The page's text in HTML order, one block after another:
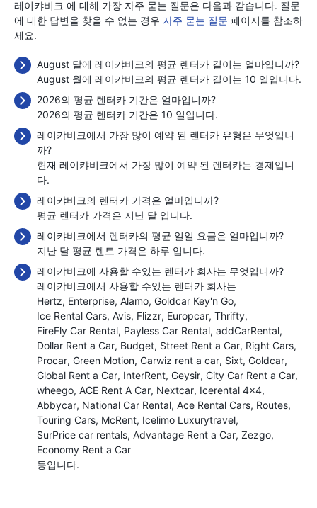
레이캬비크 에 대해 가장 자주 묻는 질문은 다음과 같습니다. 질문
에 대한 답변을 찾을 수 없는 경우 자주 묻는 질문 페이지를 참조하
세요.
August 달에 레이캬비크의 평균 렌터카 길이는 얼마입니까?
August 월에 레이캬비크의 평균 렌터카 길이는 10 일입니다.
2026의 평균 렌터카 기간은 얼마입니까?
2026의 평균 렌터카 기간은 10 일입니다.
레이캬비크에서 가장 많이 예약 된 렌터카 유형은 무엇입니
까?
현재 레이캬비크에서 가장 많이 예약 된 렌터카는 경제입니
다.
레이캬비크의 렌터카 가격은 얼마입니까?
평균 렌터카 가격은 지난 달 입니다.
레이캬비크에서 렌터카의 평균 일일 요금은 얼마입니까?
지난 달 평균 렌트 가격은 하루 입니다.
레이캬비크에 사용할 수있는 렌터카 회사는 무엇입니까?
레이캬비크에서 사용할 수있는 렌터카 회사는
Hertz Enterprise Alamo Goldcar Key'n Go
Ice Rental Cars Avis Flizzr Europcar Thrifty
FireFly Car Rental Payless Car Rental addCarRental
Dollar Rent a Car Budget Street Rent a Car Right Cars
Procar Green Motion Carwiz rent a car Sixt Goldcar
Global Rent a Car InterRent Geysir City Car Rent a Car
wheego ACE Rent A Car Nextcar Icerental 4x4
Abbycar National Car Rental Ace Rental Cars Routes
Touring Cars McRent Icelimo Luxurytravel
SurPrice car rentals Advantage Rent a Car Zezgo
Economy Rent a Car
등입니다.